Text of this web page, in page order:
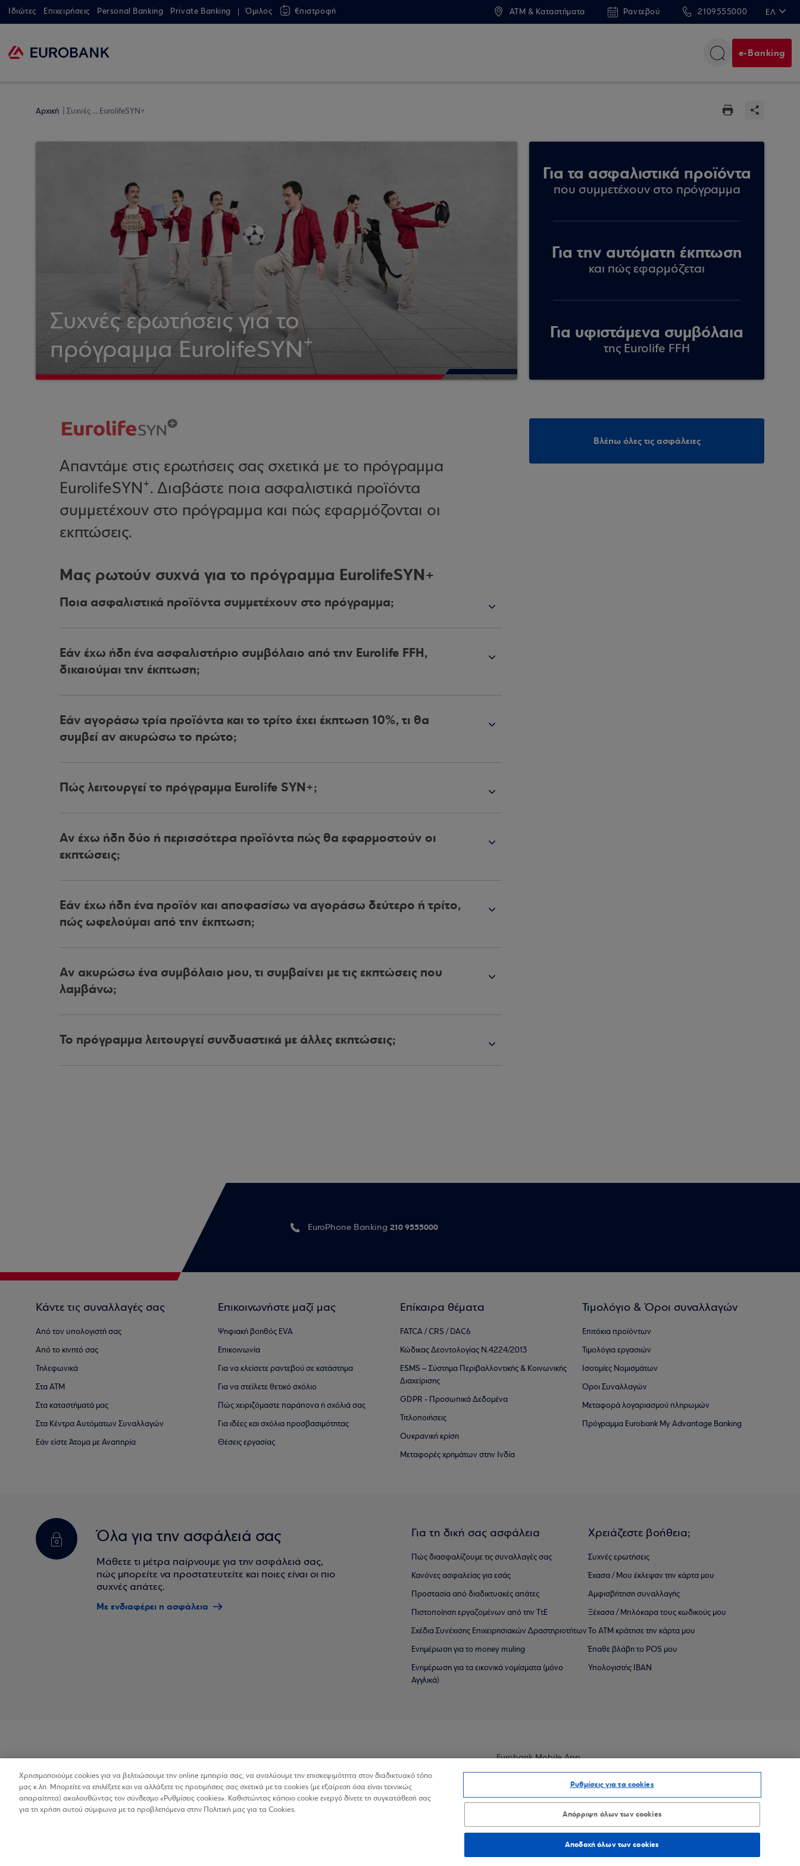
Ιδιώτες Επιχειρήσεις Personal Banking Private Banking Όμιλος €πιστροφή ATM & Καταστήματα Ραντεβού 2109555000 ΕΛ
e-Banking
Αρχική Συχνές ... EurolifeSYN+
Συχνές ερωτήσεις για το
πρόγραμμα EurolifeSYN+
Για τα ασφαλιστικά προϊόντα
που συμμετέχουν στο πρόγραμμα
Για την αυτόματη έκπτωση
και πώς εφαρμόζεται
Για υφιστάμενα συμβόλαια
της Eurolife FFH
Απαντάμε στις ερωτήσεις σας σχετικά με το πρόγραμμα
EurolifeSYN+. Διαβάστε ποια ασφαλιστικά προϊόντα
συμμετέχουν στο πρόγραμμα και πώς εφαρμόζονται οι
εκπτώσεις.
Μας ρωτούν συχνά για το πρόγραμμα EurolifeSYN+
Ποια ασφαλιστικά προϊόντα συμμετέχουν στο πρόγραμμα;
Εάν έχω ήδη ένα ασφαλιστήριο συμβόλαιο από την Eurolife FFH,
δικαιούμαι την έκπτωση;
Εάν αγοράσω τρία προϊόντα και το τρίτο έχει έκπτωση 10%, τι θα
συμβεί αν ακυρώσω το πρώτο;
Πώς λειτουργεί το πρόγραμμα Eurolife SYN+;
Αν έχω ήδη δύο ή περισσότερα προϊόντα πώς θα εφαρμοστούν οι
εκπτώσεις;
Εάν έχω ήδη ένα προϊόν και αποφασίσω να αγοράσω δεύτερο ή τρίτο,
πώς ωφελούμαι από την έκπτωση;
Αν ακυρώσω ένα συμβόλαιο μου, τι συμβαίνει με τις εκπτώσεις που
λαμβάνω;
Το πρόγραμμα λειτουργεί συνδυαστικά με άλλες εκπτώσεις;
Βλέπω όλες τις ασφάλειες
EuroPhone Banking 210 9555000
Κάντε τις συναλλαγές σας
Από τον υπολογιστή σας
Από το κινητό σας
Τηλεφωνικά
Στα ΑΤΜ
Στα καταστήματά μας
Στα Κέντρα Αυτόματων Συναλλαγών
Εάν είστε Άτομα με Αναπηρία
Επικοινωνήστε μαζί μας
Ψηφιακή βοηθός EVA
Επικοινωνία
Για να κλείσετε ραντεβού σε κατάστημα
Για να στείλετε θετικό σχόλιο
Πώς χειριζόμαστε παράπονα ή σχόλιά σας
Για ιδέες και σχόλια προσβασιμότητας
Θέσεις εργασίας
Επίκαιρα θέματα
FATCA / CRS / DAC6
Κώδικας Δεοντολογίας Ν.4224/2013
ESMS – Σύστημα Περιβαλλοντικής & Κοινωνικής
Διαχείρισης
GDPR - Προσωπικά Δεδομένα
Τιτλοποιήσεις
Ουκρανική κρίση
Μεταφορές χρημάτων στην Ινδία
Τιμολόγιο & Όροι συναλλαγών
Επιτόκια προϊόντων
Τιμολόγια εργασιών
Ισοτιμίες Νομισμάτων
Όροι Συναλλαγών
Μεταφορά λογαριασμού πληρωμών
Πρόγραμμα Eurobank My Advantage Banking
Όλα για την ασφάλειά σας
Μάθετε τι μέτρα παίρνουμε για την ασφάλειά σας,
πώς μπορείτε να προστατευτείτε και ποιες είναι οι πιο
συχνές απάτες.
Με ενδιαφέρει η ασφάλεια
Για τη δική σας ασφάλεια
Πώς διασφαλίζουμε τις συναλλαγές σας
Κανόνες ασφαλείας για εσάς
Προστασία από διαδικτυακές απάτες
Πιστοποίηση εργαζομένων από την ΤτΕ
Σχέδια Συνέχισης Επιχειρησιακών ∆ραστηριοτήτων
Ενημέρωση για το money muling
Ενημέρωση για τα εικονικά νομίσματα (μόνο
Αγγλικά)
Χρειάζεστε βοήθεια;
Συχνές ερωτήσεις
Έχασα / Μου έκλεψαν την κάρτα μου
Αμφισβήτηση συναλλαγής
Ξέχασα / Μπλόκαρα τους κωδικούς μου
Το ΑΤΜ κράτησε την κάρτα μου
Έπαθε βλάβη το POS μου
Υπολογιστής IBAN
Προσβασιμότητα
Eurobank Mobile App
Πολιτική Cookies
Χρησιμοποιούμε cookies για να βελτιώσουμε την online εμπειρία σας, να αναλύουμε την επισκεψιμότητα στον διαδικτυακό τόπο
μας κ.λπ. Μπορείτε να επιλέξετε και να αλλάξετε τις προτιμήσεις σας σχετικά με τα cookies (με εξαίρεση όσα είναι τεχνικώς
απαραίτητα) ακολουθώντας τον σύνδεσμο «Ρυθμίσεις cookies». Καθιστώντας κάποιο cookie ενεργό δίνετε τη συγκατάθεσή σας
για τη χρήση αυτού σύμφωνα με τα προβλεπόμενα στην Πολιτική μας για τα Cookies.
Ρυθμίσεις για τα cookies
Απόρριψη όλων των cookies
Αποδοχή όλων των cookies